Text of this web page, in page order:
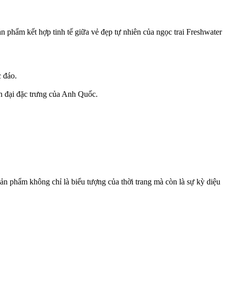
kết hợp tinh tế giữa vẻ đẹp tự nhiên của ngọc trai Freshwater
đáo.
đặc trưng của Anh Quốc.
phẩm không chỉ là biểu tượng của thời trang mà còn là sự kỳ diệu